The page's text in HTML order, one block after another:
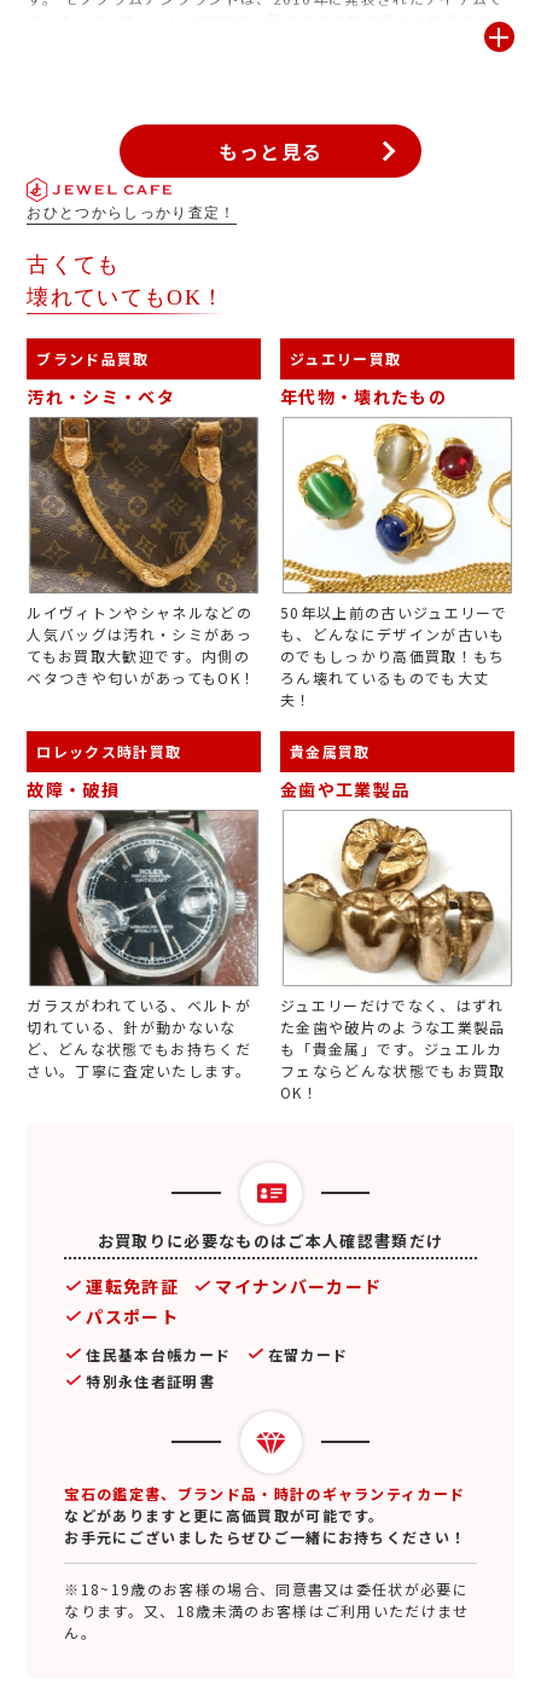
す。カーフレザーという生後六ヵ月までの子牛の柔らかな革にモノ
グラムパターンの型押しがされ、見た目にも上品な素材で老若男女
もっと見る
おひとつからしっかり査定！
古くても
壊れていてもOK！
ブランド品買取
汚れ・シミ・ベタ
ルイヴィトンやシャネルなどの
人気バッグは汚れ・シミがあっ
てもお買取大歓迎です。内側の
ベタつきや匂いがあってもOK！
ジュエリー買取
年代物・壊れたもの
50年以上前の古いジュエリーで
も、どんなにデザインが古いも
のでもしっかり高価買取！もち
ろん壊れているものでも大丈
夫！
ロレックス時計買取
故障・破損
ガラスがわれている、ベルトが
切れている、針が動かないな
ど、どんな状態でもお持ちくだ
さい。丁寧に査定いたします。
貴金属買取
金歯や工業製品
ジュエリーだけでなく、はずれ
た金歯や破片のような工業製品
も「貴金属」です。ジュエルカ
フェならどんな状態でもお買取
OK！
お買取りに必要なものはご本人確認書類だけ
運転免許証
マイナンバーカード
パスポート
住民基本台帳カード
在留カード
特別永住者証明書
宝石の鑑定書、ブランド品・時計のギャランティカード
などがありますと更に高価買取が可能です。
お手元にございましたらぜひご一緒にお持ちください！
※18~19歳のお客様の場合、同意書又は委任状が必要に
なります。又、18歳未満のお客様はご利用いただけませ
ん。